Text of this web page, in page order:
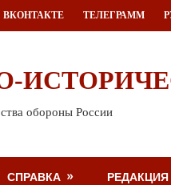
ВКОНТАКТЕ ТЕЛЕГРАММ
обороны России
СПРАВКА РЕДАКЦИЯ